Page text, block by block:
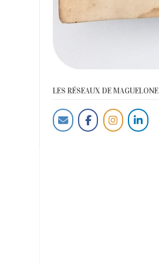
LES RÉSEAUX DE MAGUELONE